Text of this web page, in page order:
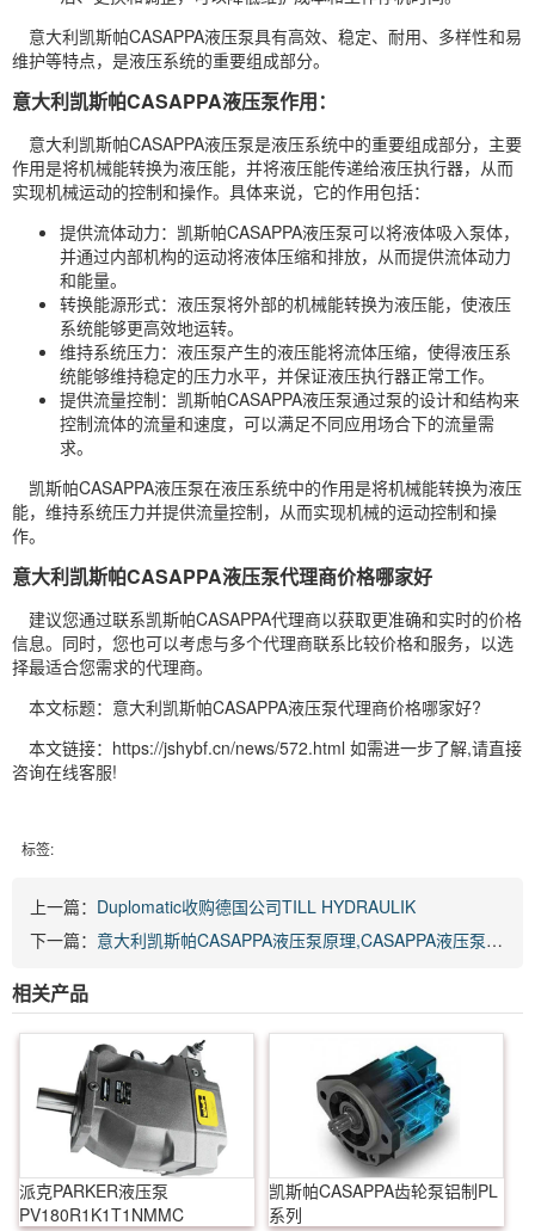
意大利凯斯帕CASAPPA液压泵具有高效、稳定、耐用、多样性和易
维护等特点，是液压系统的重要组成部分。
意大利凯斯帕CASAPPA液压泵作用：
意大利凯斯帕CASAPPA液压泵是液压系统中的重要组成部分，主要
作用是将机械能转换为液压能，并将液压能传递给液压执行器，从而
实现机械运动的控制和操作。具体来说，它的作用包括：
提供流体动力：凯斯帕CASAPPA液压泵可以将液体吸入泵体，
并通过内部机构的运动将液体压缩和排放，从而提供流体动力
和能量。
转换能源形式：液压泵将外部的机械能转换为液压能，使液压
系统能够更高效地运转。
维持系统压力：液压泵产生的液压能将流体压缩，使得液压系
统能够维持稳定的压力水平，并保证液压执行器正常工作。
提供流量控制：凯斯帕CASAPPA液压泵通过泵的设计和结构来
控制流体的流量和速度，可以满足不同应用场合下的流量需
求。
凯斯帕CASAPPA液压泵在液压系统中的作用是将机械能转换为液压
能，维持系统压力并提供流量控制，从而实现机械的运动控制和操
作。
意大利凯斯帕CASAPPA液压泵代理商价格哪家好
建议您通过联系凯斯帕CASAPPA代理商以获取更准确和实时的价格
信息。同时，您也可以考虑与多个代理商联系比较价格和服务，以选
择最适合您需求的代理商。
本文标题：意大利凯斯帕CASAPPA液压泵代理商价格哪家好?
本文链接：https://jshybf.cn/news/572.html 如需进一步了解,请直接
咨询在线客服!
标签:
上一篇： Duplomatic收购德国公司TILL HYDRAULIK
下一篇： 意大利凯斯帕CASAPPA液压泵原理,CASAPPA液压泵参数怎么识别
相关产品
派克PARKER液压泵
PV180R1K1T1NMMC
凯斯帕CASAPPA齿轮泵铝制PL
系列